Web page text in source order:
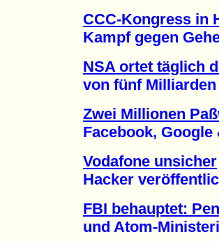
CCC-Kongress in
Kampf gegen
NSA ortet täglich
von fünf Milliarden
Zwei Millionen
Facebook, Google
Vodafone unsicher
Hacker
FBI behauptet:
und Atom-